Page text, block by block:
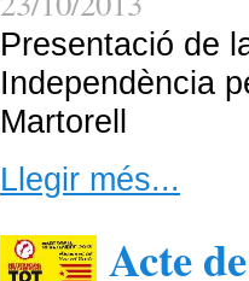
Presentació de
Independència
Martorell
Llegir més...
Acte